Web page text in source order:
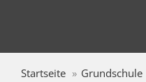
Startseite Grundschule